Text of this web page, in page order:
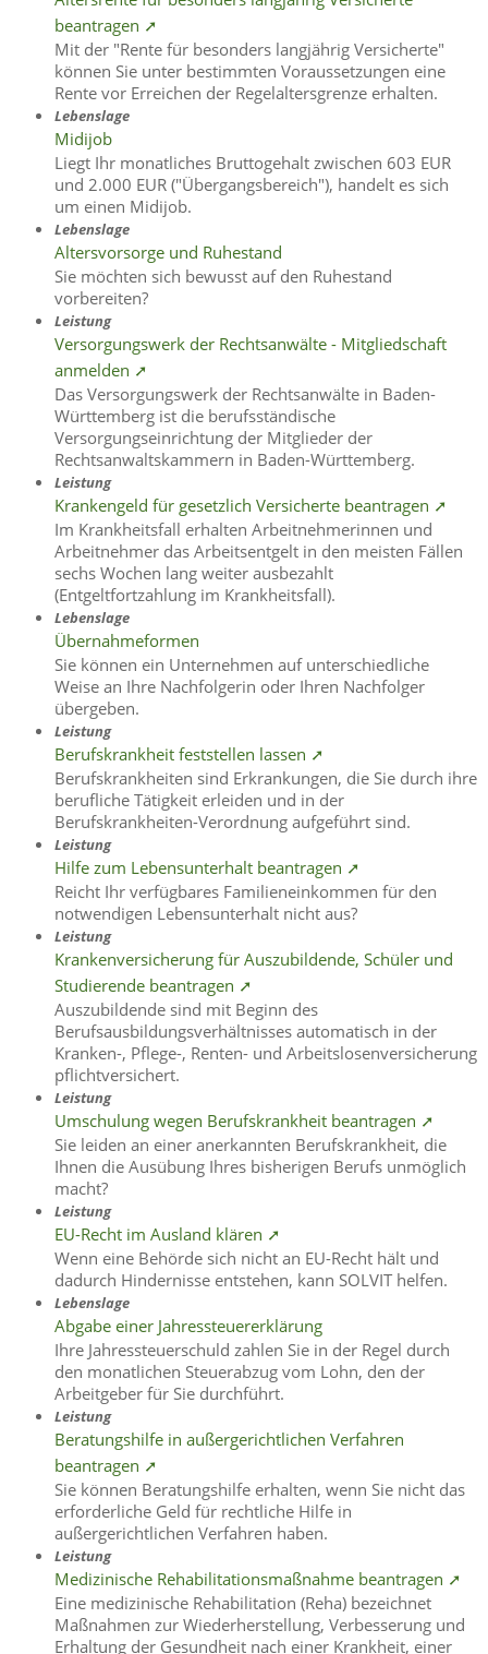
beantragen ➚
Mit der "Rente für besonders langjährig Versicherte"
können Sie unter bestimmten Voraussetzungen eine
Rente vor Erreichen der Regelaltersgrenze erhalten.
Lebenslage
Midijob
Liegt Ihr monatliches Bruttogehalt zwischen 603 EUR
und 2.000 EUR ("Übergangsbereich"), handelt es sich
um einen Midijob.
Lebenslage
Altersvorsorge und Ruhestand
Sie möchten sich bewusst auf den Ruhestand
vorbereiten?
Leistung
Versorgungswerk der Rechtsanwälte - Mitgliedschaft
anmelden ➚
Das Versorgungswerk der Rechtsanwälte in Baden-
Württemberg ist die berufsständische
Versorgungseinrichtung der Mitglieder der
Rechtsanwaltskammern in Baden-Württemberg.
Leistung
Krankengeld für gesetzlich Versicherte beantragen ➚
Im Krankheitsfall erhalten Arbeitnehmerinnen und
Arbeitnehmer das Arbeitsentgelt in den meisten Fällen
sechs Wochen lang weiter ausbezahlt
(Entgeltfortzahlung im Krankheitsfall).
Lebenslage
Übernahmeformen
Sie können ein Unternehmen auf unterschiedliche
Weise an Ihre Nachfolgerin oder Ihren Nachfolger
übergeben.
Leistung
Berufskrankheit feststellen lassen ➚
Berufskrankheiten sind Erkrankungen, die Sie durch ihre
berufliche Tätigkeit erleiden und in der
Berufskrankheiten-Verordnung aufgeführt sind.
Leistung
Hilfe zum Lebensunterhalt beantragen ➚
Reicht Ihr verfügbares Familieneinkommen für den
notwendigen Lebensunterhalt nicht aus?
Leistung
Krankenversicherung für Auszubildende, Schüler und
Studierende beantragen ➚
Auszubildende sind mit Beginn des
Berufsausbildungsverhältnisses automatisch in der
Kranken-, Pflege-, Renten- und Arbeitslosenversicherung
pflichtversichert.
Leistung
Umschulung wegen Berufskrankheit beantragen ➚
Sie leiden an einer anerkannten Berufskrankheit, die
Ihnen die Ausübung Ihres bisherigen Berufs unmöglich
macht?
Leistung
EU-Recht im Ausland klären ➚
Wenn eine Behörde sich nicht an EU-Recht hält und
dadurch Hindernisse entstehen, kann SOLVIT helfen.
Lebenslage
Abgabe einer Jahressteuererklärung
Ihre Jahressteuerschuld zahlen Sie in der Regel durch
den monatlichen Steuerabzug vom Lohn, den der
Arbeitgeber für Sie durchführt.
Leistung
Beratungshilfe in außergerichtlichen Verfahren
beantragen ➚
Sie können Beratungshilfe erhalten, wenn Sie nicht das
erforderliche Geld für rechtliche Hilfe in
außergerichtlichen Verfahren haben.
Leistung
Medizinische Rehabilitationsmaßnahme beantragen ➚
Eine medizinische Rehabilitation (Reha) bezeichnet
Maßnahmen zur Wiederherstellung, Verbesserung und
Erhaltung der Gesundheit nach einer Krankheit, einer